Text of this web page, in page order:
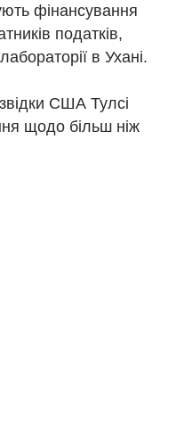
фінансування
податків,
в Ухані.
США Тулсі
щодо більш ніж